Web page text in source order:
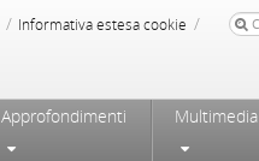
/ Informativa estesa cookie /
Approfondimenti Multimedia